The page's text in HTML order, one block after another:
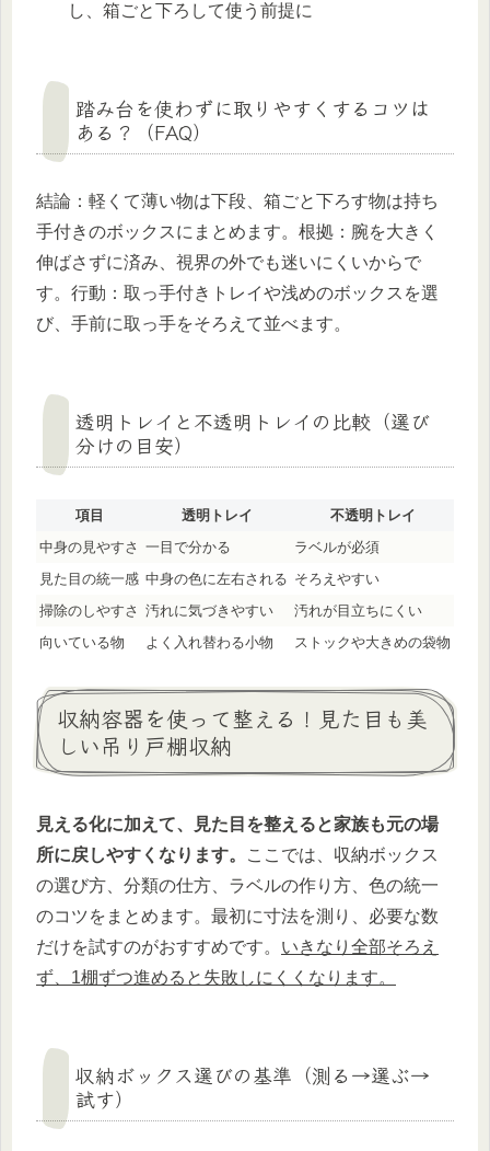
し、箱ごと下ろして使う前提に
踏み台を使わずに取りやすくするコツは
ある？（FAQ）
結論：軽くて薄い物は下段、箱ごと下ろす物は持ち
手付きのボックスにまとめます。根拠：腕を大きく
伸ばさずに済み、視界の外でも迷いにくいからで
す。行動：取っ手付きトレイや浅めのボックスを選
び、手前に取っ手をそろえて並べます。
透明トレイと不透明トレイの比較（選び
分けの目安）
項目 透明トレイ
不透明トレイ
中身の見やすさ 一目で分かる
ラベルが必須
見た目の統一感 中身の色に左右される そろえやすい
掃除のしやすさ 汚れに気づきやすい
汚れが目立ちにくい
向いている物
よく入れ替わる小物 ストックや大きめの袋物
収納容器を使って整える！見た目も美
しい吊り戸棚収納
見える化に加えて、見た目を整えると家族も元の場
所に戻しやすくなります。
ここでは、収納ボックス
の選び方、分類の仕方、ラベルの作り方、色の統一
のコツをまとめます。最初に寸法を測り、必要な数
だけを試すのがおすすめです。 いきなり全部そろえ
ず、1棚ずつ進めると失敗しにくくなります。
収納ボックス選びの基準（測る→選ぶ→
試す）